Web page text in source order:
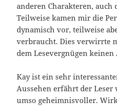
anderen Charakteren,
Teilweise kamen mir die
dynamisch vor, teilweise
verbraucht. Dies verwirrte
dem Lesevergnügen keinen
Kay ist ein sehr
Aussehen erfährt der
umso geheimnisvoller.